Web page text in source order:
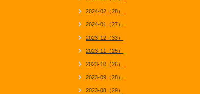
2024-02（28）
2024-01（27）
2023-12（33）
2023-11（25）
2023-10（26）
2023-09（28）
2023-08（29）